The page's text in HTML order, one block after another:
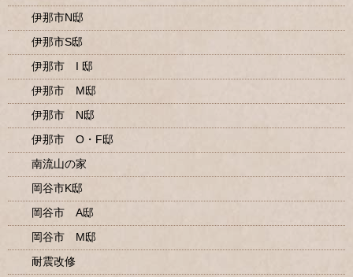
伊那市N邸
伊那市S邸
伊那市 I 邸
伊那市 M邸
伊那市 N邸
伊那市 O・F邸
南流山の家
岡谷市K邸
岡谷市 A邸
岡谷市 M邸
耐震改修